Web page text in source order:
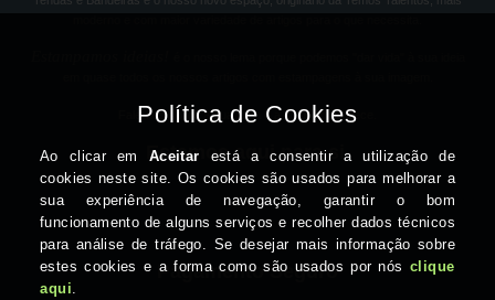
Fale-nos sobre a sua ideia e a solução aparece.
Estamos aqui para si
Pagamento Seguro